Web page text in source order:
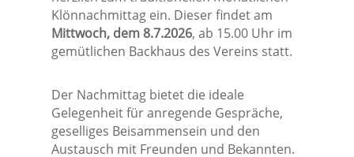
Klönnachmittag ein. Dieser findet am
Mittwoch, dem 8.7.2026, ab 15.00 Uhr im
gemütlichen Backhaus des Vereins statt.
Der Nachmittag bietet die ideale
Gelegenheit für anregende Gespräche,
geselliges Beisammensein und den
Austausch mit Freunden und Bekannten.